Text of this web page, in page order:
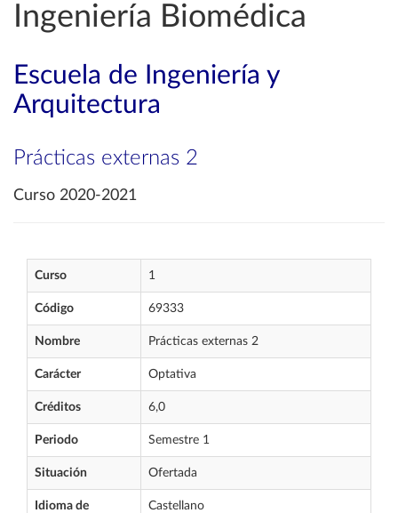
Ingeniería Biomédica
Escuela de Ingeniería y
Arquitectura
Prácticas externas 2
Curso 2020-2021
Curso 1
Código 69333
Nombre Prácticas externas 2
Carácter Optativa
Créditos 6,0
Periodo Semestre 1
Situación Ofertada
Idioma de
Castellano